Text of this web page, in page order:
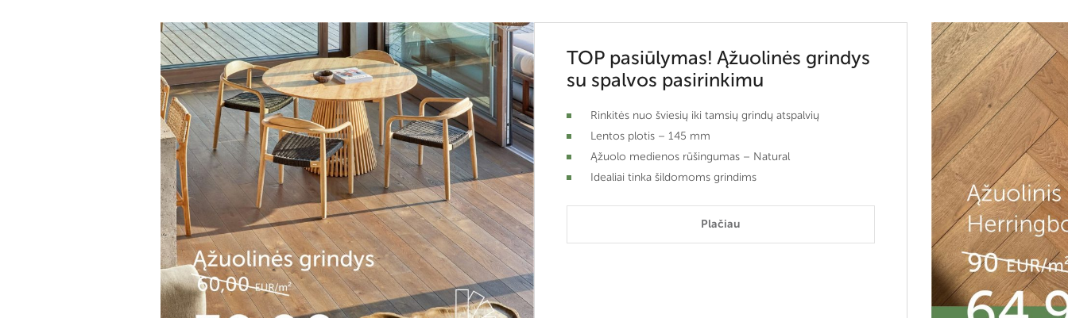
TOP pasiūlymas! Ąžuolinės grindys
su spalvos pasirinkimu
Rinkitės nuo šviesių iki tamsių grindų atspalvių
Lentos plotis – 145 mm
Ąžuolo medienos rūšingumas – Natural
Idealiai tinka šildomoms grindims
Plačiau